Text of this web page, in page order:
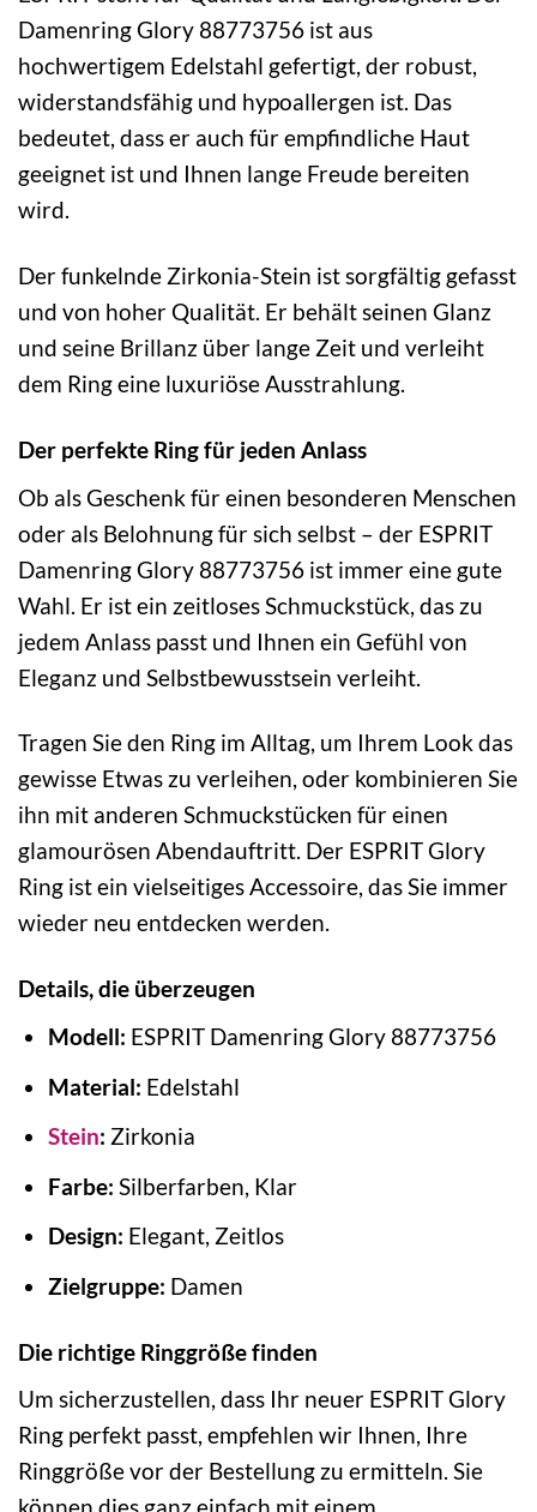
Damenring Glory 88773756 ist aus
hochwertigem Edelstahl gefertigt, der robust,
widerstandsfähig und hypoallergen ist. Das
bedeutet, dass er auch für empfindliche Haut
geeignet ist und Ihnen lange Freude bereiten
wird.
Der funkelnde Zirkonia-Stein ist sorgfältig gefasst
und von hoher Qualität. Er behält seinen Glanz
und seine Brillanz über lange Zeit und verleiht
dem Ring eine luxuriöse Ausstrahlung.
Der perfekte Ring für jeden Anlass
Ob als Geschenk für einen besonderen Menschen
oder als Belohnung für sich selbst – der ESPRIT
Damenring Glory 88773756 ist immer eine gute
Wahl. Er ist ein zeitloses Schmuckstück, das zu
jedem Anlass passt und Ihnen ein Gefühl von
Eleganz und Selbstbewusstsein verleiht.
Tragen Sie den Ring im Alltag, um Ihrem Look das
gewisse Etwas zu verleihen, oder kombinieren Sie
ihn mit anderen Schmuckstücken für einen
glamourösen Abendauftritt. Der ESPRIT Glory
Ring ist ein vielseitiges Accessoire, das Sie immer
wieder neu entdecken werden.
Details, die überzeugen
Modell: ESPRIT Damenring Glory 88773756
Material: Edelstahl
Stein: Zirkonia
Farbe: Silberfarben, Klar
Design: Elegant, Zeitlos
Zielgruppe: Damen
Die richtige Ringgröße finden
Um sicherzustellen, dass Ihr neuer ESPRIT Glory
Ring perfekt passt, empfehlen wir Ihnen, Ihre
Ringgröße vor der Bestellung zu ermitteln. Sie